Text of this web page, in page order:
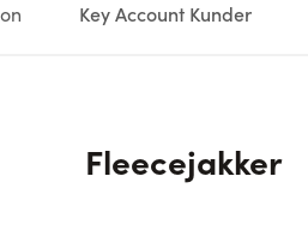
Key Account Kunder
Fleecejakker